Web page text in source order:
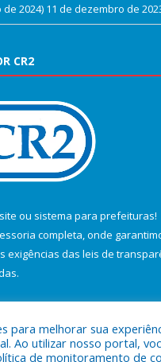
2024) 11 de dezembro de
CR2
ou sistema para prefeituras!
completa, onde
exigências das leis de
para melhorar sua
Ao utilizar nosso portal,
de monitoramento de